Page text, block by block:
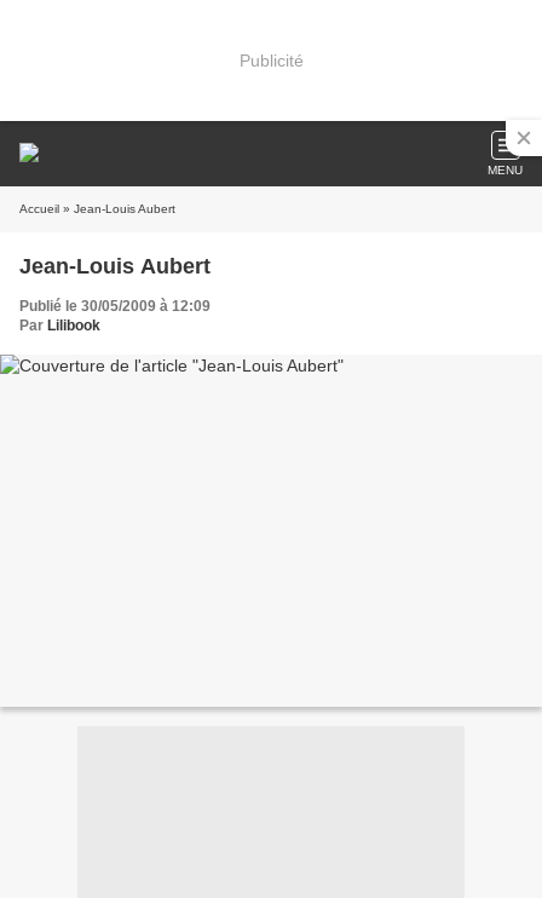
Publicité
MENU
Accueil » Jean-Louis Aubert
Jean-Louis Aubert
Publié le 30/05/2009 à 12:09
Par Lilibook